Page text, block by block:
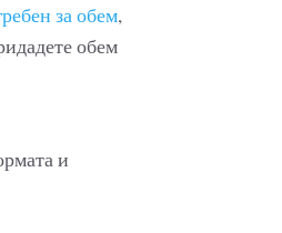
за обем,
обем
и